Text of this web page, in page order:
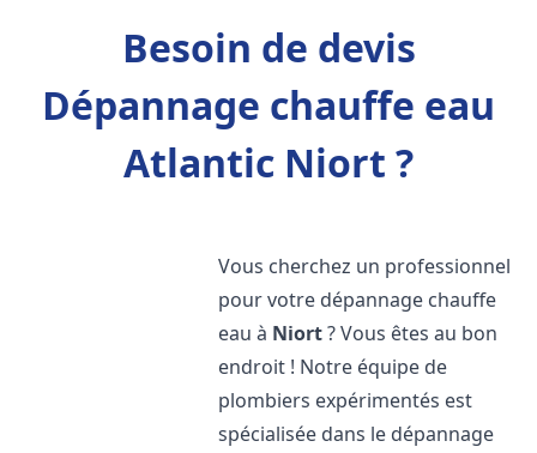
Besoin de devis
Dépannage chauffe eau
Atlantic Niort ?
Vous cherchez un professionnel
pour votre dépannage chauffe
eau à Niort? Vous êtes au bon
endroit ! Notre équipe de
plombiers expérimentés est
spécialisée dans le dépannage